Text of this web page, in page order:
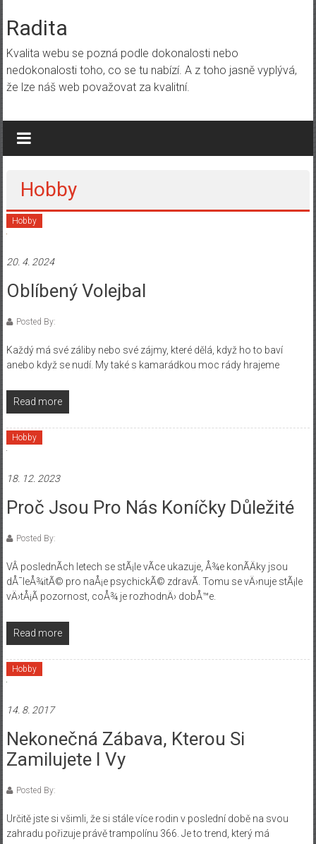
to
content
Radita
Kvalita webu se pozná podle dokonalosti nebo
nedokonalosti toho, co se tu nabízí. A z toho jasně vyplývá,
že lze náš web považovat za kvalitní.
Hobby
Hobby
20. 4. 2024
Oblíbený Volejbal
Posted By:
Každý má své záliby nebo své zájmy, které dělá, když ho to baví
anebo když se nudí. My také s kamarádkou moc rády hrajeme
Read more
Hobby
18. 12. 2023
Proč Jsou Pro Nás Koníčky Důležité
Posted By:
VÂ poslednÃ­ch letech se stÃ¡le vÃ­ce ukazuje, Å¾e konÃ­Äky jsou
dÅ¯leÅ¾itÃ© pro naÅ¡e psychickÃ© zdravÃ­. Tomu se vÄ›nuje stÃ¡le
vÄ›tÅ¡Ã­ pozornost, coÅ¾ je rozhodnÄ› dobÅ™e.
Read more
Hobby
14. 8. 2017
Nekonečná Zábava, Kterou Si
Zamilujete I Vy
Posted By:
Určitě jste si všimli, že si stále více rodin v poslední době na svou
zahradu pořizuje právě trampolínu 366. Je to trend, který má